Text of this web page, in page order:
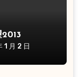
1 月 2 日